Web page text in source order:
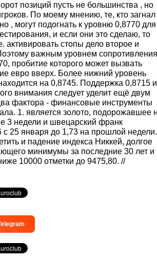
позиций пусть не большинства , но
По моему мнению, те, кто загнал
, могут подогнать к уровню 0,8770 для
и если они это сделаю, то
активировать стопы дело второе и
важным уровнем сопротивления
пробитие которого может вызвать
евро вверх. Более нижний уровень
на 0,8745. Поддержка 0,8715 и
внимания следует уделит ещё двум
фактора - финансовые инструменты
1. является золото, подорожавшее
3 недели и швецарский франк
25 января до 1,73 на прошлой недели.
и падение индекса Никкей, долгое
минимумы за последние 30 лет и
10000 отметки до 9475,80. //